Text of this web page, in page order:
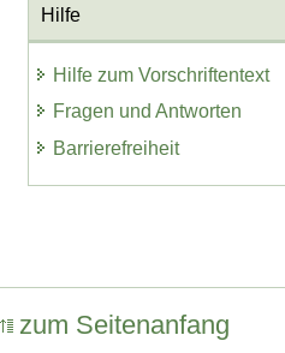
Hilfe
Hilfe zum Vorschriftentext
Fragen und Antworten
Barrierefreiheit
zum Seitenanfang